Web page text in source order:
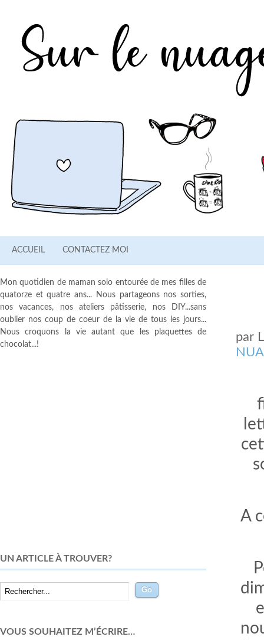
ACCUEIL CONTACTEZ MOI
par
A
Mon quotidien de maman solo entourée de mes filles de
quatorze et quatre ans... Nous partageons nos sorties,
nos vacances, nos ateliers pâtisserie, nos DIY...sans
oublier nos coup de coeur de la vie de tous les jours...
Nous croquons la vie autant que les plaquettes de
chocolat...!
UN ARTICLE À TROUVER?
VOUS SOUHAITEZ M’ÉCRIRE…